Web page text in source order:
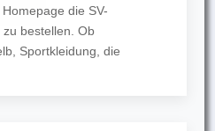
die SV-
bestellen. Ob
Sportkleidung, die